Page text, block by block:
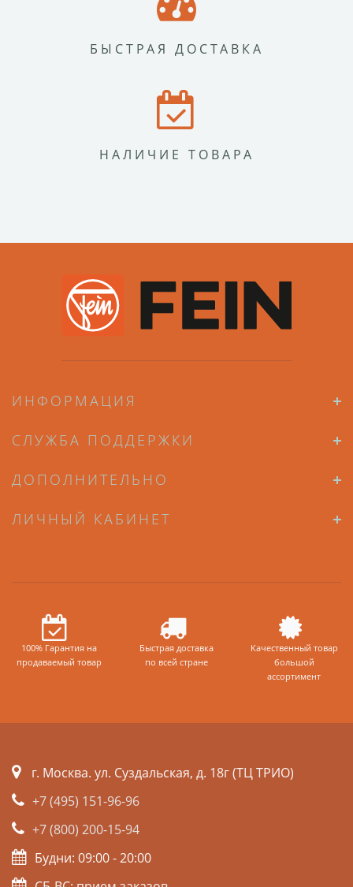
БЫСТРАЯ ДОСТАВКА
НАЛИЧИЕ ТОВАРА
ИНФОРМАЦИЯ
СЛУЖБА ПОДДЕРЖКИ
ДОПОЛНИТЕЛЬНО
ЛИЧНЫЙ КАБИНЕТ
100% Гарантия на
продаваемый товар
Быстрая доставка
по всей стране
Качественный товар
большой
ассортимент
г. Москва. ул. Суздальская, д. 18г (ТЦ ТРИО)
+7 (495) 151-96-96
+7 (800) 200-15-94
Будни: 09:00 - 20:00